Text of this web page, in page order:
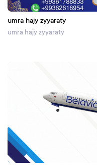
umra hajy zyyaraty
umra hajy zyyaraty